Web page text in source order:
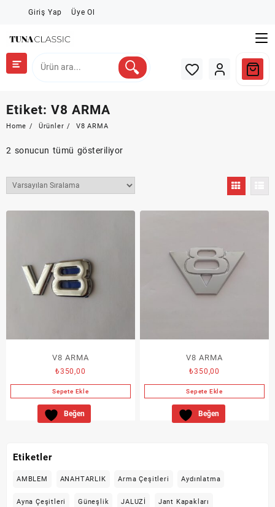
Giriş Yap Üye Ol
Etiket: V8 ARMA
Home Ürünler V8 ARMA
2 sonucun tümü gösteriliyor
V8 ARMA
₺350,00
Sepete Ekle
Beğen
V8 ARMA
₺350,00
Sepete Ekle
Beğen
Etiketler
AMBLEM ANAHTARLIK Arma Çeşitleri Aydınlatma
Ayna Çeşitleri Güneşlik JALUZİ Jant Kapakları